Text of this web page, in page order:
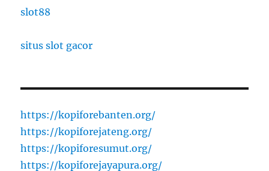
slot88
situs slot gacor
https://kopiforebanten.org/
https://kopiforejateng.org/
https://kopiforesumut.org/
https://kopiforejayapura.org/